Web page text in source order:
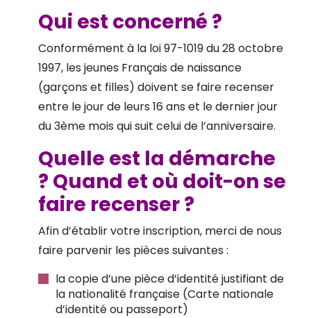
Qui est concerné ?
Conformément à la loi 97-1019 du 28 octobre
1997, les jeunes Français de naissance
(garçons et filles) doivent se faire recenser
entre le jour de leurs 16 ans et le dernier jour
du 3ème mois qui suit celui de l’anniversaire.
Quelle est la démarche
? Quand et où doit-on se
faire recenser ?
Afin d’établir votre inscription, merci de nous
faire parvenir les pièces suivantes :
la copie d’une pièce d’identité justifiant de
la nationalité française (Carte nationale
d’identité ou passeport)